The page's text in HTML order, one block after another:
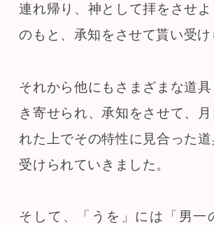
連れ帰り、神として拝をさせ
のもと、承知をさせて貰い受け
それから他にもさまざまな道具
き寄せられ、承知をさせて、
れた上でその特性に見合った
受けられていきました。
そして、「うを」には「男一